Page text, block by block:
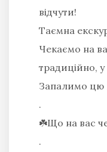
відчути!
Таємна
Чекаємо на
традиційно, у
Запалимо цю
.
☘️Що на вас
.